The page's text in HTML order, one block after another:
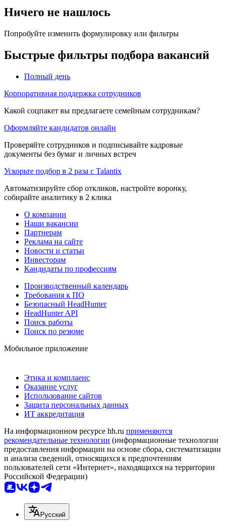
Ничего не нашлось
Попробуйте изменить формулировку или фильтры
Быстрые фильтры подбора вакансий
Полный день
Корпоративная поддержка сотрудников
Какой соцпакет вы предлагаете семейным сотрудникам?
Оформляйте кандидатов онлайн
Проверяйте сотрудников и подписывайте кадровые
документы без бумаг и личных встреч
Ускорьте подбор в 2 раза с Talantix
Автоматизируйте сбор откликов, настройте воронку,
собирайте аналитику в 2 клика
О компании
Наши вакансии
Партнерам
Реклама на сайте
Новости и статьи
Инвесторам
Кандидаты по профессиям
Производственный календарь
Требования к ПО
Безопасный HeadHunter
HeadHunter API
Поиск работы
Поиск по резюме
Мобильное приложение
Этика и комплаенс
Оказание услуг
Использование сайтов
Защита персональных данных
ИТ аккредитация
На информационном ресурсе hh.ru применяются
рекомендательные технологии (информационные технологии
предоставления информации на основе сбора, систематизации
и анализа сведений, относящихся к предпочтениям
пользователей сети «Интернет», находящихся на территории
Российской Федерации)
Русский